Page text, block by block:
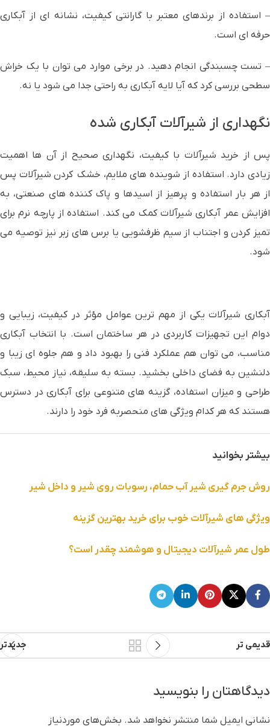
– استفاده از برندهای معتبر با گارانتی کیفیت، نشانه ای از آبکاری
حرفه ای است.
– تست چسبندگی انجام دهید. در برخی موارد می توان با یک خراش
سطحی بررسی کرد که آیا لایه آبکاری به راحتی جدا می شود یا نه.
نگهداری از شیرآلات آبکاری شده
پس از خرید شیرآلات با کیفیت، نگهداری صحیح از آن ها اهمیت
زیادی دارد. استفاده از شوینده های ملایم، خشک کردن شیرآلات پس
از هر بار استفاده و پرهیز از اسیدها و پاک کننده های صنعتی، به
افزایش عمر آبکاری شیرآلات کمک می کند. استفاده از پارچه نرم برای
تمیز کردن و اجتناب از سیم ظرفشویی یا برس های زبر نیز توصیه می
شود.
آبکاری شیرآلات یکی از مهم ترین عوامل مؤثر در کیفیت، زیبایی و
دوام این تجهیزات کاربردی در هر ساختمان است. با انتخاب آبکاری
مناسب، می توان هم عملکرد فنی را بهبود داد و هم جلوه ای زیبا و
دلنشین به فضای داخلی بخشید. بسته به سلیقه، نیاز محیط، سبک
طراحی و میزان استفاده، گزینه های متنوعی برای آبکاری در دسترس
هستند که هر کدام ویژگی های منحصربه فرد خود را دارند.
بیشتر بخوانید
روش جرم گیری شیر آب حمام، رسوبات روی شیر و داخل شیر
ویژگی های شیرآلات خوب برای خرید بهترین گزینه
طول عمر شیرآلات دیجیتال و هوشمند چقدر است؟
جدیدتر قدیمی تر
دیدگاهتان را بنویسید
نشانی ایمیل شما منتشر نخواهد شد. بخش‌های موردنیاز